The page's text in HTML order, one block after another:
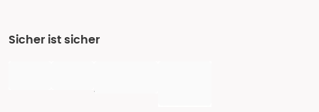
Sicher ist sicher